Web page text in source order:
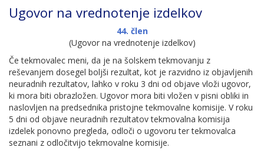
Ugovor na vrednotenje izdelkov
44. člen
(Ugovor na vrednotenje izdelkov)
Če tekmovalec meni, da je na šolskem tekmovanju z
reševanjem dosegel boljši rezultat, kot je razvidno iz objavljenih
neuradnih rezultatov, lahko v roku 3 dni od objave vloži ugovor,
ki mora biti obrazložen. Ugovor mora biti vložen v pisni obliki in
naslovljen na predsednika pristojne tekmovalne komisije. V roku
5 dni od objave neuradnih rezultatov tekmovalna komisija
izdelek ponovno pregleda, odloči o ugovoru ter tekmovalca
seznani z odločitvijo tekmovalne komisije.